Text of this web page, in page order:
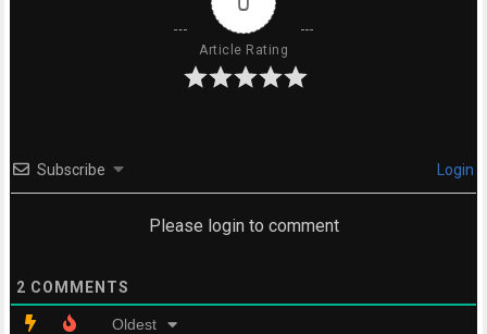
Article Rating
Subscribe Login
Please login to comment
2 COMMENTS
Oldest